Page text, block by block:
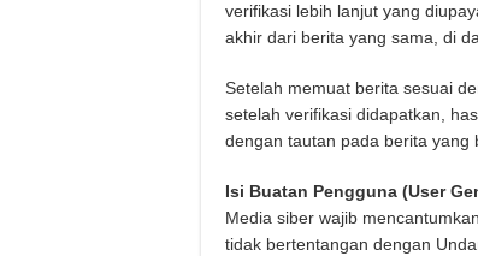
verifikasi lebih lanjut yang
akhir dari berita yang sama, di
Setelah memuat berita sesuai
setelah verifikasi didapatkan,
dengan tautan pada berita yang
Isi Buatan Pengguna (User
Media siber wajib
tidak bertentangan dengan